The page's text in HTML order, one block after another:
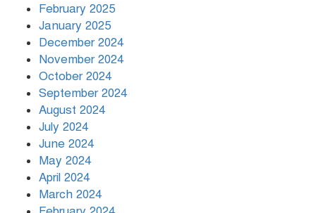
February 2025
January 2025
December 2024
November 2024
October 2024
September 2024
August 2024
July 2024
June 2024
May 2024
April 2024
March 2024